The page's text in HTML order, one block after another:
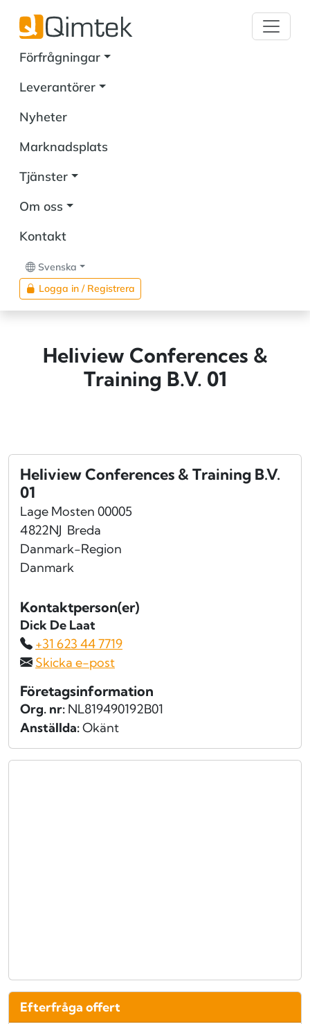
Förfrågningar
Leverantörer
Nyheter
Marknadsplats
Tjänster
Om oss
Kontakt
Svenska
Logga in / Registrera
Heliview Conferences &
Training B.V. 01
Heliview Conferences & Training B.V.
01
Lage Mosten 00005
4822NJ Breda
Danmark-Region
Danmark
Kontaktperson(er)
Dick De Laat
+31 623 44 7719
Skicka e-post
Företagsinformation
Org. nr: NL819490192B01
Anställda:Okänt
Efterfråga offert